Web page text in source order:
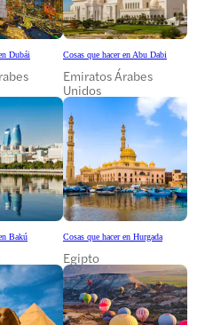
Dubái Cosas que hacer en Abu Dabi
Emiratos Árabes
Unidos
Bakú Cosas que hacer en Hurgada
Egipto